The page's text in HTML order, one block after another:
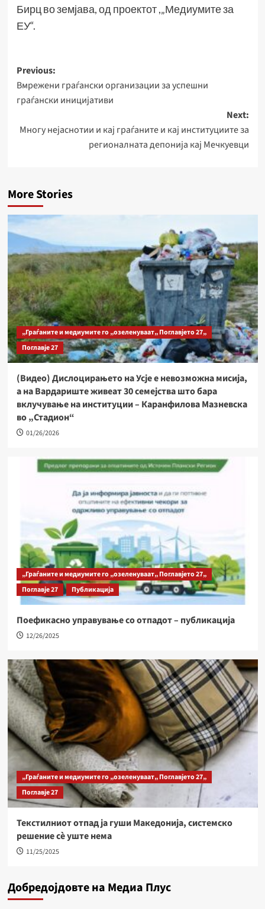
Бирц во земјава, од проектот ,„Медиумите за
ЕУ“.
Post
navigation
Previous:
Вмрежени граѓански организации за успешни
граѓански иницијативи
Next:
Многу нејаснотии и кај граѓаните и кај институциите за
регионалната депонија кај Мечкуевци
More Stories
„Граѓаните и медиумите го „озеленуваат„ Поглавјето 27„
Поглавје 27
(Видео) Дислоцирањето на Усје е невозможна мисија,
а на Вардариште живеат 30 семејства што бара
вклучување на институции – Каранфилова Мазневска
во „Стадион“
01/26/2026
„Граѓаните и медиумите го „озеленуваат„ Поглавјето 27„
Поглавје 27
Публикација
Поефикасно управување со отпадот – публикација
12/26/2025
„Граѓаните и медиумите го „озеленуваат„ Поглавјето 27„
Поглавје 27
Текстилниот отпад ја гуши Македонија, системско
решение сѐ уште нема
11/25/2025
Добредојдовте на Медиа Плус